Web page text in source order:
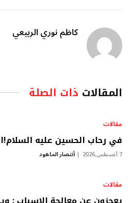
كاظم نوري الربيعي
المقالات ذات الصلة
مقالات
في رحاب الحسين عليه
7 أغسطس,2026 أنتصار الماهود
مقالات